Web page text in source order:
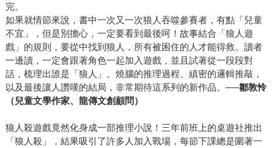
完。
如果就情節來說，書中一次又一次狼人吞噬參賽者，有點「兒童
不宜」，但是別擔心，一定要看到最後呵！故事結合「狼人遊
戲」的規則，要從中找到狼人，所有被困住的人才能得救。讀者
一邊讀，一定會跟著角色一起加入遊戲，並且試著從一段段對
話，梳理出誰是「狼人」。燒腦的推理過程、縝密的邏輯推敲，
以及最後讓人讚嘆的結局，非常期待這系列的新作品。──鄒敦怜
（兒童文學作家、龍傳文創顧問）
狼人殺遊戲竟然化身成一部推理小說！三年前班上的桌遊社推出
「狼人殺」，結果吸引了許多人加入戰場，每節下課總是圍著一